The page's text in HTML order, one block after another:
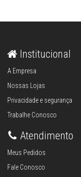
Institucional
A Empresa
Nossas Lojas
Privacidade e segurança
Trabalhe Conosco
Atendimento
Meus Pedidos
Fale Conosco